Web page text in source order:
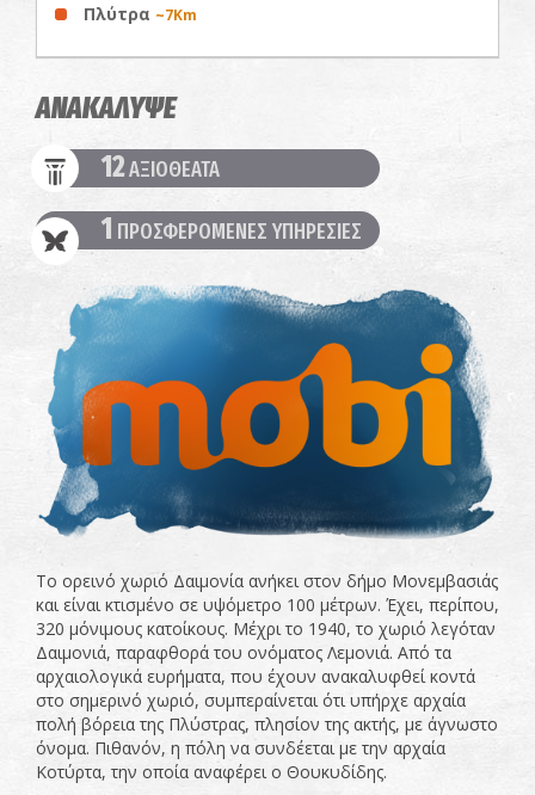
Πλύτρα ~7Km
ΑΝΑΚΑΛΥΨΕ
12ΑΞΙΟΘΕΑΤΑ
1 ΠΡΟΣΦΕΡΟΜΕΝΕΣ ΥΠΗΡΕΣΙΕΣ
Το ορεινό χωριό Δαιμονία ανήκει στον δήμο Μονεμβασιάς
και είναι κτισμένο σε υψόμετρο 100 μέτρων. Έχει, περίπου,
320 μόνιμους κατοίκους. Μέχρι το 1940, το χωριό λεγόταν
Δαιμονιά, παραφθορά του ονόματος Λεμονιά. Από τα
αρχαιολογικά ευρήματα, που έχουν ανακαλυφθεί κοντά
στο σημερινό χωριό, συμπεραίνεται ότι υπήρχε αρχαία
πολή βόρεια της Πλύστρας, πλησίον της ακτής, με άγνωστο
όνομα. Πιθανόν, η πόλη να συνδέεται με την αρχαία
Κοτύρτα, την οποία αναφέρει ο Θουκυδίδης.